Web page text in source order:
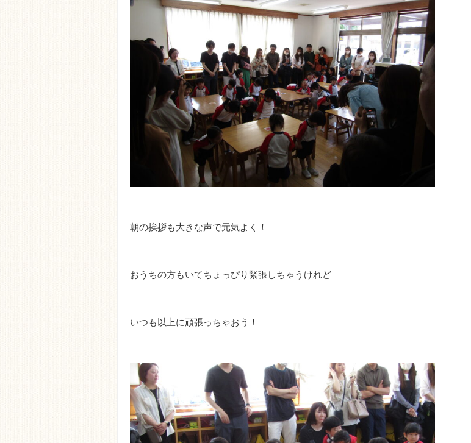
朝の挨拶も大きな声で元気よく！
おうちの方もいてちょっぴり緊張しちゃうけれど
いつも以上に頑張っちゃおう！